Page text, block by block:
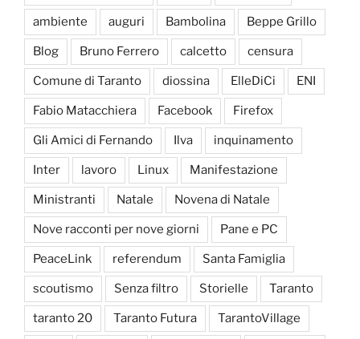
ambiente auguri Bambolina Beppe Grillo
Blog Bruno Ferrero calcetto censura
Comune di Taranto diossina ElleDiCi ENI
Fabio Matacchiera Facebook Firefox
Gli Amici di Fernando Ilva inquinamento
Inter lavoro Linux Manifestazione
Ministranti Natale Novena di Natale
Nove racconti per nove giorni Pane e PC
PeaceLink referendum Santa Famiglia
scoutismo Senza filtro Storielle Taranto
taranto 20 Taranto Futura TarantoVillage